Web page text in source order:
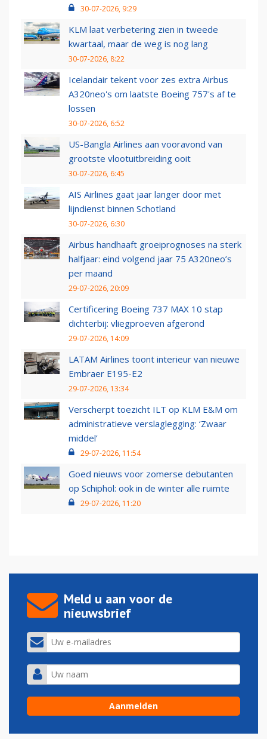
30-07-2026, 9:29
KLM laat verbetering zien in tweede
kwartaal, maar de weg is nog lang
30-07-2026, 8:22
Icelandair tekent voor zes extra Airbus
A320neo's om laatste Boeing 757's af te
lossen
30-07-2026, 6:52
US-Bangla Airlines aan vooravond van
grootste vlootuitbreiding ooit
30-07-2026, 6:45
AIS Airlines gaat jaar langer door met
lijndienst binnen Schotland
30-07-2026, 6:30
Airbus handhaaft groeiprognoses na sterk
halfjaar: eind volgend jaar 75 A320neo’s
per maand
29-07-2026, 20:09
Certificering Boeing 737 MAX 10 stap
dichterbij: vliegproeven afgerond
29-07-2026, 14:09
LATAM Airlines toont interieur van nieuwe
Embraer E195-E2
29-07-2026, 13:34
Verscherpt toezicht ILT op KLM E&M om
administratieve verslaglegging: ‘Zwaar
middel’
29-07-2026, 11:54
Goed nieuws voor zomerse debutanten
op Schiphol: ook in de winter alle ruimte
29-07-2026, 11:20
Meld u aan voor de
nieuwsbrief